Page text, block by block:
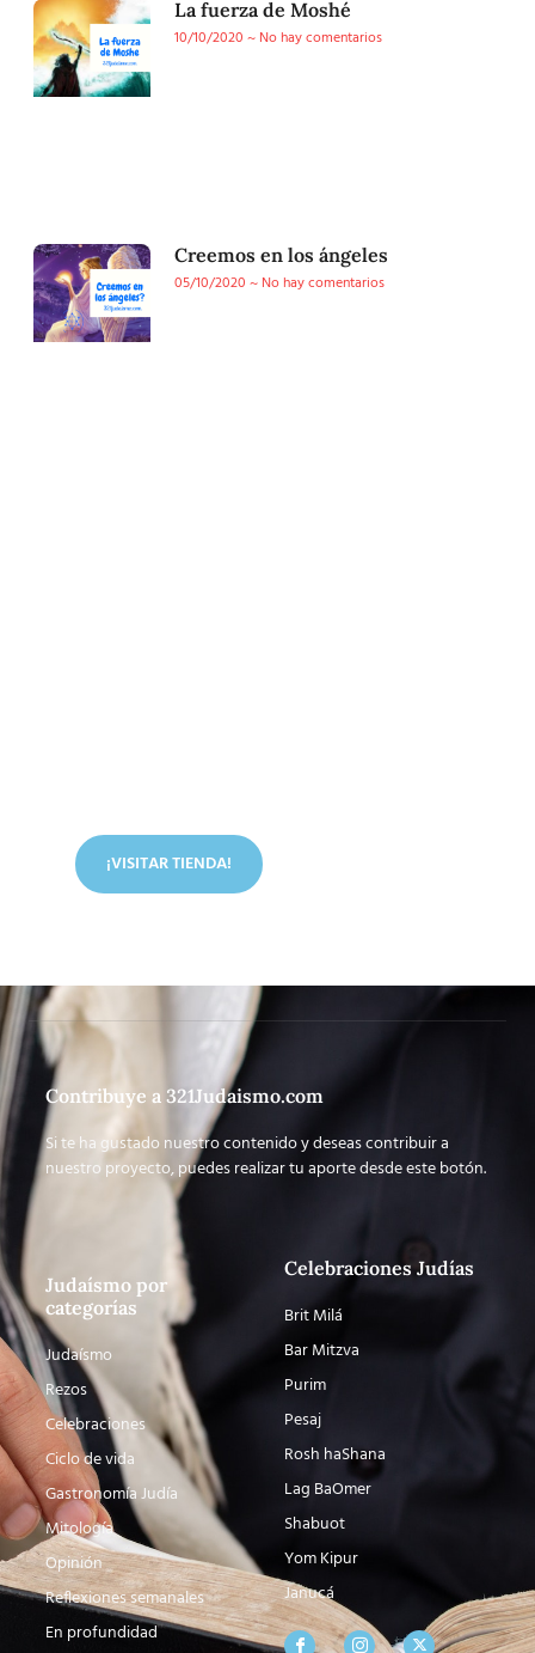
La fuerza de Moshé
10/10/2020
No hay comentarios
Creemos en los ángeles
05/10/2020
No hay comentarios
¡VISITAR TIENDA!
Contribuye a 321Judaismo.com
Si te ha gustado nuestro contenido y deseas contribuir a
nuestro proyecto, puedes realizar tu aporte desde este botón.
Judaísmo por
categorías
Judaísmo
Rezos
Celebraciones
Ciclo de vida
Gastronomía Judía
Mitología
Opinión
Reflexiones semanales
En profundidad
Celebraciones Judías
Brit Milá
Bar Mitzva
Purim
Pesaj
Rosh haShana
Lag BaOmer
Shabuot
Yom Kipur
Janucá